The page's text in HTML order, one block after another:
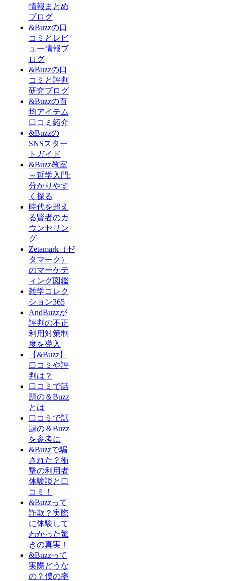
情報まとめ
ブログ
&Buzzの口
コミとレビ
ュー情報ブ
ログ
&Buzzの口
コミと評判
研究ブログ
&Buzzの百
均アイテム
口コミ紹介
&Buzzの
SNSスター
トガイド
&Buzz教室
～哲学入門:
分かりやす
く探る
時代を超え
る賢者のカ
ウンセリン
グ
Zetamark（ゼ
タマーク）
のマーケテ
ィング図鑑
雑学コレク
ション365
AndBuzzが
評判の不正
利用対策制
度を導入
【&Buzz】
口コミや評
判は？
口コミで話
題の＆Buzz
とは
口コミで話
題の＆Buzz
を参考に
&Buzzで騙
された？衝
撃の利用者
体験談と口
コミ！
&Buzzって
詐欺？実際
に体験して
わかった驚
きの真実！
&Buzzって
実際どうな
の？僕の率